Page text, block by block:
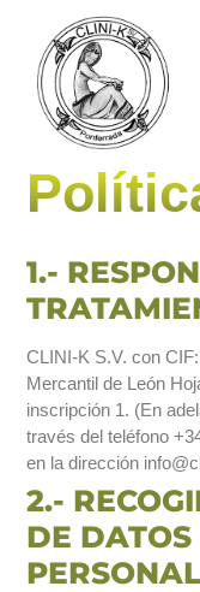
1.-
CLINI-K S.V. con
Mercantil de León
inscripción 1. (En
través del teléfono
en la dirección
2.-
DE
PERSONAL